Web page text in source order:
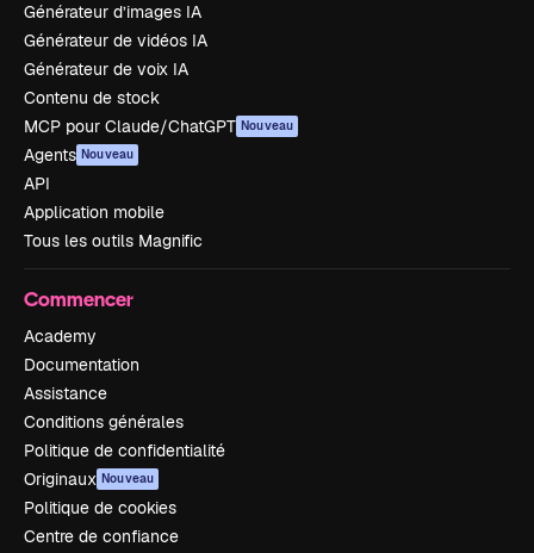
Générateur d’images IA
Générateur de vidéos IA
Générateur de voix IA
Contenu de stock
MCP pour Claude/ChatGPT Nouveau
Agents Nouveau
API
Application mobile
Tous les outils Magnific
Commencer
Academy
Documentation
Assistance
Conditions générales
Politique de confidentialité
Originaux Nouveau
Politique de cookies
Centre de confiance